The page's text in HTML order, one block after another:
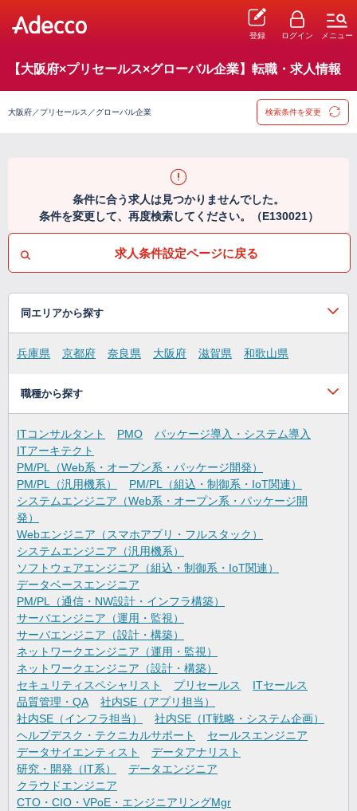
登録 ログイン メニュー
【大阪府×プリセールス×グローバル企業】転職・求人情報
大阪府／プリセールス／グローバル企業 検索条件を変更
条件に合う求人は見つかりませんでした。
条件を変更して、再度検索してください。（E130021）
求人条件設定ページに戻る
同エリアから探す
兵庫県 京都府 奈良県 大阪府 滋賀県 和歌山県
職種から探す
ITコンサルタント PMO
パッケージ導入・システム導入
ITアーキテクト
PM/PL（Web系・オープン系・パッケージ開発）
PM/PL（汎用機系）
PM/PL（組込・制御系・IoT関連）
システムエンジニア（Web系・オープン系・パッケージ開
発）
Webエンジニア（スマホアプリ・フルスタック）
システムエンジニア（汎用機系）
ソフトウェアエンジニア（組込・制御系・IoT関連）
データベースエンジニア
PM/PL（通信・NW設計・インフラ構築）
サーバエンジニア（運用・監視）
サーバエンジニア（設計・構築）
ネットワークエンジニア（運用・監視）
ネットワークエンジニア（設計・構築）
セキュリティスペシャリスト
プリセールス
ITセールス
品質管理・QA
社内SE（アプリ担当）
社内SE（インフラ担当）
社内SE（IT戦略・システム企画）
ヘルプデスク・テクニカルサポート
セールスエンジニア
データサイエンティスト
データアナリスト
研究・開発（IT系）
データエンジニア
クラウドエンジニア
CTO・CIO・VPoE・エンジニアリングMgr